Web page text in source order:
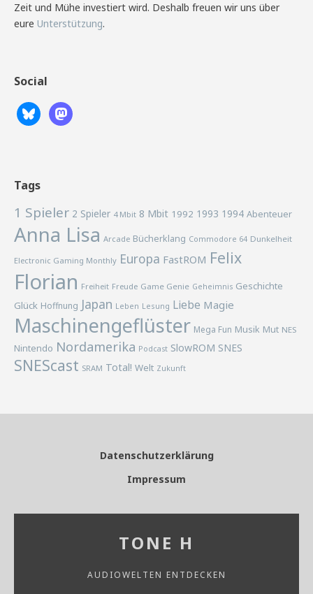
Zeit und Mühe investiert wird. Deshalb freuen wir uns über
eure Unterstützung.
Social
Tags
1 Spieler 2 Spieler 4 Mbit 8 Mbit 1992 1993 1994 Abenteuer
Anna Lisa Arcade Bücherklang Commodore 64 Dunkelheit
Electronic Gaming Monthly Europa FastROM Felix
Florian Freiheit Freude Game Genie Geheimnis Geschichte
Glück Hoffnung Japan Leben Lesung Liebe Magie
Maschinengeflüster Mega Fun Musik Mut NES
Nintendo Nordamerika Podcast SlowROM SNES
SNEScast SRAM Total! Welt Zukunft
Datenschutzerklärung
Impressum
TONE H
AUDIOWELTEN ENTDECKEN